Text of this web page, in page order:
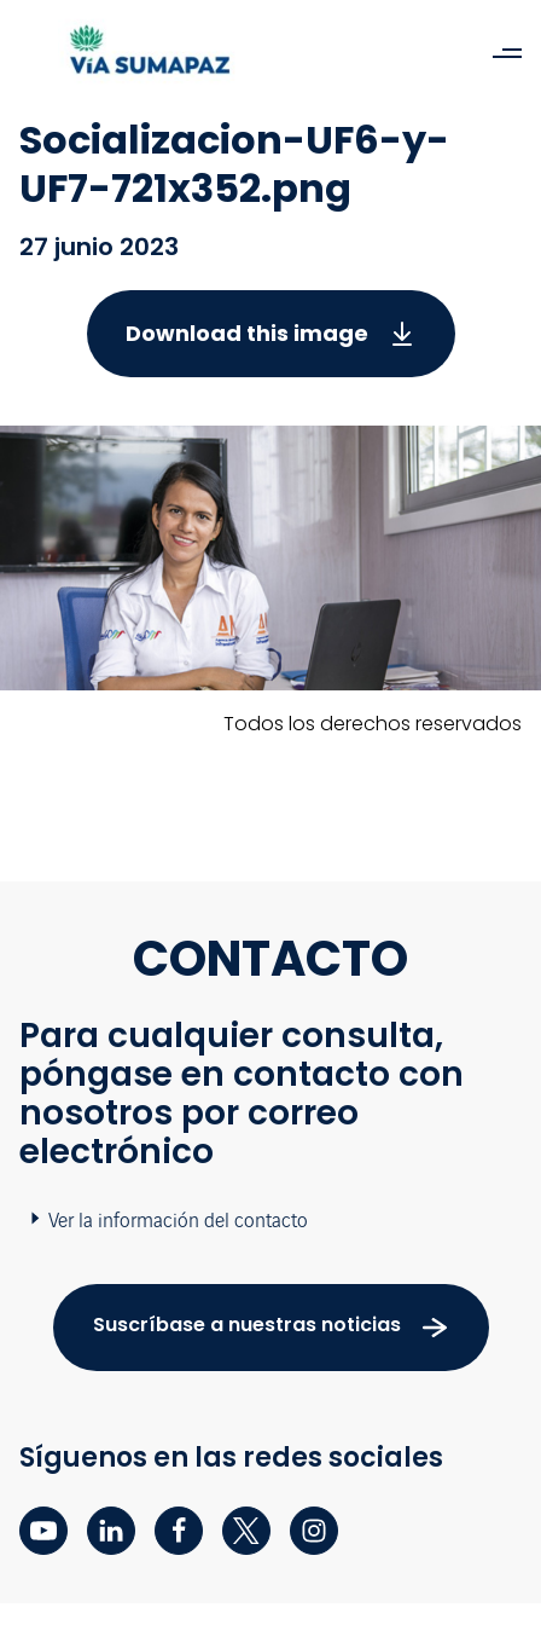
Socializacion-UF6-y-
UF7-721x352.png
27 junio 2023
Download this image
Todos los derechos reservados
CONTACTO
Para cualquier consulta,
póngase en contacto con
nosotros por correo
electrónico
Ver la información del contacto
Suscríbase a nuestras noticias
Síguenos en las redes sociales